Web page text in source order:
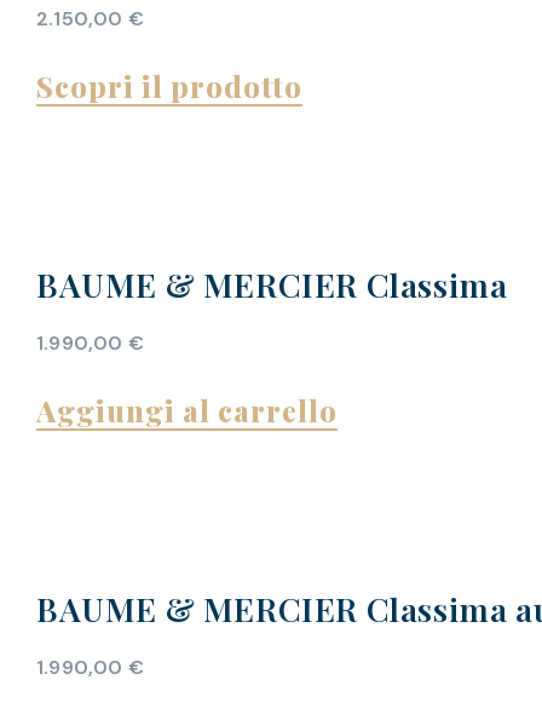
2.150,00 €
Scopri il prodotto
BAUME & MERCIER Classima
1.990,00 €
Aggiungi al carrello
BAUME & MERCIER Classima
1.990,00 €